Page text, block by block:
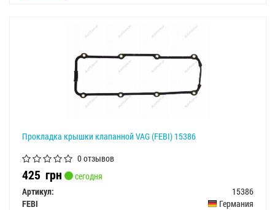
Прокладка крышки клапанной VAG (FEBI) 15386
0 отзывов
425 грн
сегодня
Артикул:
15386
FEBI
Германия